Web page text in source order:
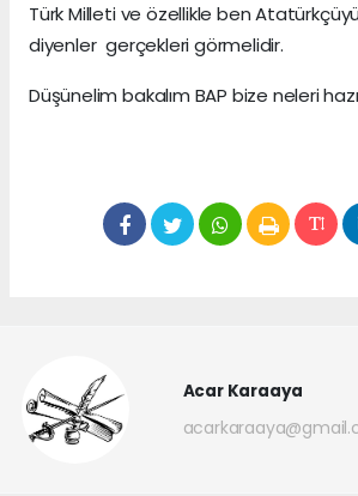
Türk Milleti ve özellikle ben
diyenler gerçekleri görmelidir.
Düşünelim bakalım BAP bize neleri
Acar Karaaya